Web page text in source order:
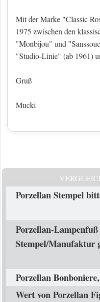
Mit der Marke "Classic
1975 zwischen den
"Monbijou" und
"Studio-Linie" (ab 1961)
Gruß
Mucki
Porzellan Stempel
Porzellan-
Stempel/Manufaktur
Porzellan
Wert von Porzellan